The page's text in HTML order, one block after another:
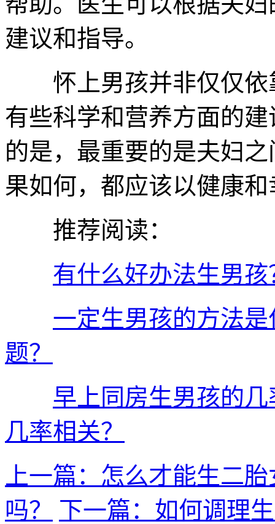
建议和指导。
怀上男孩并非仅仅依
有些科学和营养方面的
的是，最重要的是夫妇
果如何，都应该以健康
推荐阅读：
有什么好办法生男
一定生男孩的方法
题？
早上同房生男孩的
几率相关？
上一篇：怎么才能生二
吗？
下一篇：如何调理